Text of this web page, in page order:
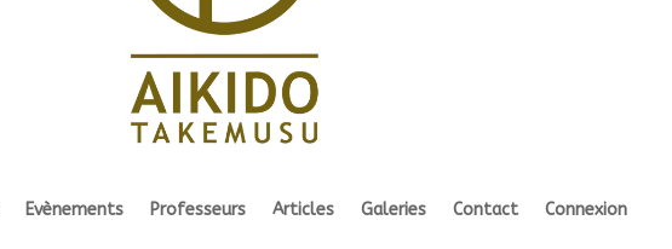
Evènements Professeurs Articles Galeries Contact Connexion